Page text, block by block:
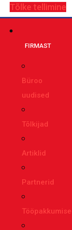
Tõlke tellimine
FIRMAST
Büroo
uudised
Tõlkijad
Artiklid
Partnerid